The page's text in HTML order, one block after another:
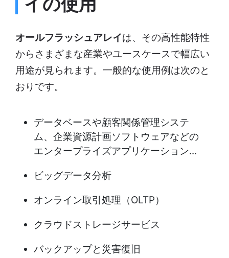
オールフラッシュアレイは、その高性能特性
からさまざまな産業やユースケースで幅広い
用途が見られます。一般的な使用例は次のと
おりです。
データベースや顧客関係管理システ
ム、企業資源計画ソフトウェアなどの
エンタープライズアプリケーション...
ビッグデータ分析
オンライン取引処理（OLTP）
クラウドストレージサービス
バックアップと災害復旧